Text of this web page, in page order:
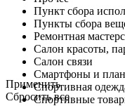
Пункт сбора
Пункты сбора
Ремонтная
Салон красоты,
Салон связи
Смартфоны и
Спортивная
Спортивные
Применить
Cбросить все